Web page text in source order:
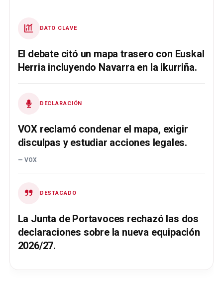
DATO CLAVE
El debate citó un mapa trasero con Euskal
Herria incluyendo Navarra en la ikurriña.
DECLARACIÓN
VOX reclamó condenar el mapa, exigir
disculpas y estudiar acciones legales.
VOX
DESTACADO
La Junta de Portavoces rechazó las dos
declaraciones sobre la nueva equipación
2026/27.